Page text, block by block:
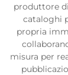
produttore
cataloghi
propria
misura per